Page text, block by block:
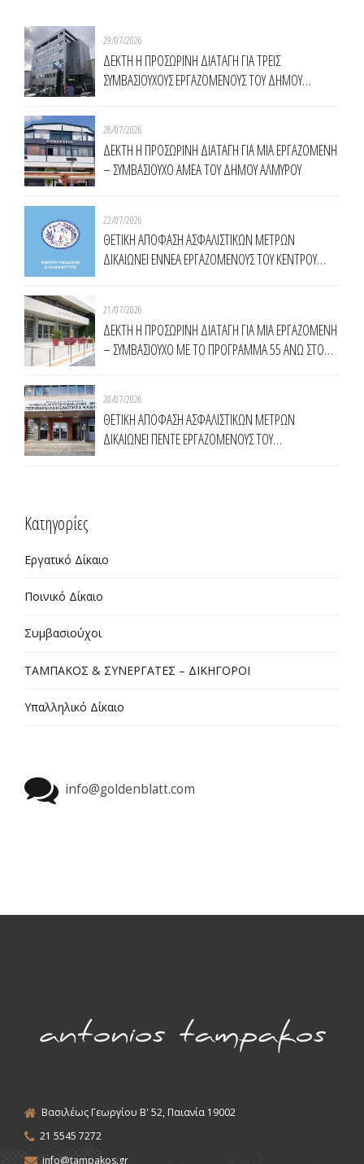
29/07/2026
ΔΕΚΤΗ Η ΠΡΟΣΩΡΙΝΗ ΔΙΑΤΑΓΗ ΓΙΑ ΤΡΕΙΣ
ΣΥΜΒΑΣΙΟΥΧΟΥΣ ΕΡΓΑΖΟΜΕΝΟΥΣ ΤΟΥ ΔΗΜΟΥ
28/07/2026
ΔΕΚΤΗ Η ΠΡΟΣΩΡΙΝΗ ΔΙΑΤΑΓΗ ΓΙΑ ΜΙΑ ΕΡΓΑΖΟΜΕΝΗ
– ΣΥΜΒΑΣΙΟΥΧΟ ΑΜΕΑ ΤΟΥ ΔΗΜΟΥ ΑΛΜΥΡΟΥ
22/07/2026
ΘΕΤΙΚΗ ΑΠΟΦΑΣΗ ΑΣΦΑΛΙΣΤΙΚΩΝ ΜΕΤΡΩΝ
ΔΙΚΑΙΩΝΕΙ ΕΝNΕΑ ΕΡΓΑΖΟΜΕΝΟΥΣ ΤΟΥ ΚΕΝΤΡΟΥ
21/07/2026
ΔΕΚΤΗ Η ΠΡΟΣΩΡΙΝΗ ΔΙΑΤΑΓΗ ΓΙΑ ΜΙΑ ΕΡΓΑΖΟΜΕΝΗ
– ΣΥΜΒΑΣΙΟΥΧΟ ΜΕ ΤΟ ΠΡΟΓΡΑΜΜΑ 55 ΑΝΩ ΣΤΟ
20/07/2026
ΘΕΤΙΚΗ ΑΠΟΦΑΣΗ ΑΣΦΑΛΙΣΤΙΚΩΝ ΜΕΤΡΩΝ
ΔΙΚΑΙΩΝΕΙ ΠΕΝΤΕ ΕΡΓΑΖΟΜΕΝΟΥΣ ΤΟΥ
Kατηγορίες
Εργατικό Δίκαιο
Ποινικό Δίκαιο
Συμβασιούχοι
ΤΑΜΠΑΚΟΣ & ΣΥΝΕΡΓΑΤΕΣ – ΔΙΚΗΓΟΡΟΙ
Υπαλληλικό Δίκαιο
info@goldenblatt.com
Βασιλέως Γεωργίου Β' 52, Παιανία 19002
21 5545 7272
info@tampakos.gr